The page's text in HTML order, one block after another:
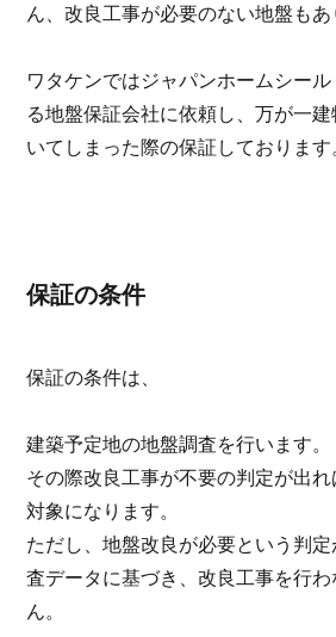
ん、改良工事が必要のない地盤もあ
ワタケンではジャパンホームシー
る地盤保証会社に依頼し、万が一
いてしまった際の保証しております
保証の条件
保証の条件は、
建築予定地の地盤調査を行います。
その際改良工事が不要の判定が出
対象になります。
ただし、地盤改良が必要という判
査データに基づき、改良工事を行
ん。